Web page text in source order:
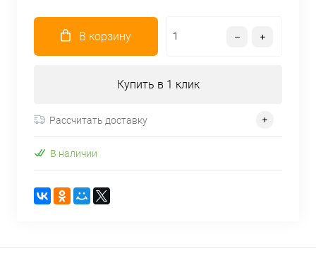
В корзину
Купить в 1 клик
Рассчитать доставку
В наличии